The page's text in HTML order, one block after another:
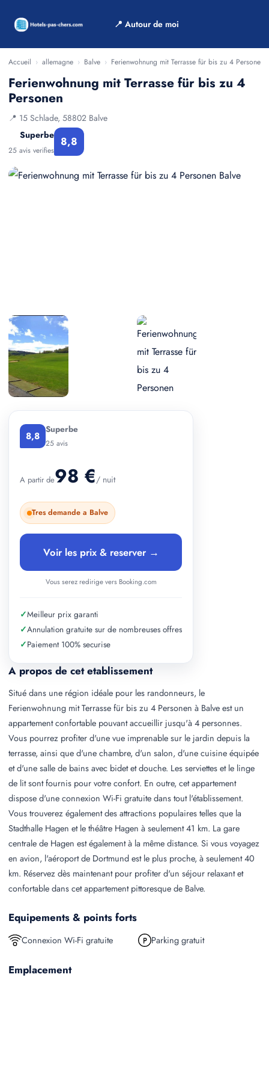
📍 Autour de moi
Accueil › allemagne › Balve › Ferienwohnung mit Terrasse für bis zu 4 Personen
Ferienwohnung mit Terrasse für bis zu 4
Personen
📍 15 Schlade, 58802 Balve
Superbe
25 avis verifies
8,8
A propos de cet etablissement
Situé dans une région idéale pour les randonneurs, le
Ferienwohnung mit Terrasse für bis zu 4 Personen à Balve est un
appartement confortable pouvant accueillir jusqu'à 4 personnes.
Vous pourrez profiter d'une vue imprenable sur le jardin depuis la
terrasse, ainsi que d'une chambre, d'un salon, d'une cuisine équipée
et d'une salle de bains avec bidet et douche. Les serviettes et le linge
de lit sont fournis pour votre confort. En outre, cet appartement
dispose d'une connexion Wi-Fi gratuite dans tout l'établissement.
Vous trouverez également des attractions populaires telles que la
Stadthalle Hagen et le théâtre Hagen à seulement 41 km. La gare
centrale de Hagen est également à la même distance. Si vous voyagez
en avion, l'aéroport de Dortmund est le plus proche, à seulement 40
km. Réservez dès maintenant pour profiter d'un séjour relaxant et
confortable dans cet appartement pittoresque de Balve.
Equipements & points forts
Connexion Wi-Fi gratuite Parking gratuit
Emplacement
8,8 Superbe
25 avis
A partir de98 €/ nuit
Tres demande a Balve
Voir les prix & reserver →
Vous serez redirige vers Booking.com
✓Meilleur prix garanti
✓Annulation gratuite sur de nombreuses offres
✓Paiement 100% securise